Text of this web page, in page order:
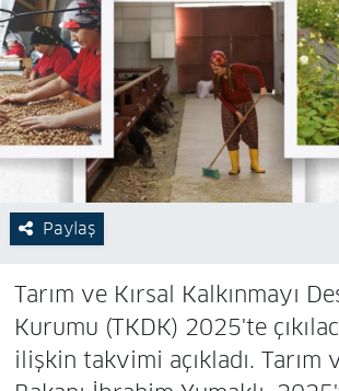
Paylaş
Tarım ve Kırsal Kalkınmayı
Kurumu (TKDK) 2025'te
ilişkin takvimi açıkladı. Tarım